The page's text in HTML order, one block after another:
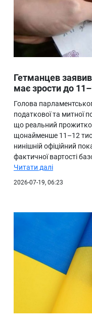
Гетманцев
має зрости до
Голова
податкової та митної
що реальний
щонайменше 11–12
нинішній офіційний
фактичної вартості
Читати далі
2026-07-19, 06:23